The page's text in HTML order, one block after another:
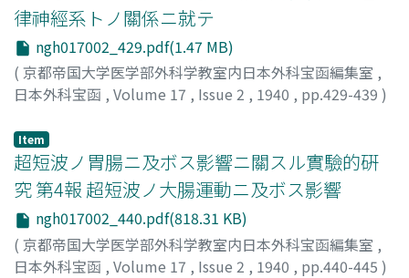
律神經系トノ關係ニ就テ
ngh017002_429.pdf(1.47 MB)
( 京都帝国大学医学部外科学教室内日本外科宝函編集室 ,
日本外科宝函 , Volume 17 , Issue 2 , 1940 , pp.429-439 )
Item
超短波ノ胃腸ニ及ボス影響ニ關スル實驗的硏
究 第4報 超短波ノ大腸運動ニ及ボス影響
ngh017002_440.pdf(818.31 KB)
( 京都帝国大学医学部外科学教室内日本外科宝函編集室 ,
日本外科宝函 , Volume 17 , Issue 2 , 1940 , pp.440-445 )